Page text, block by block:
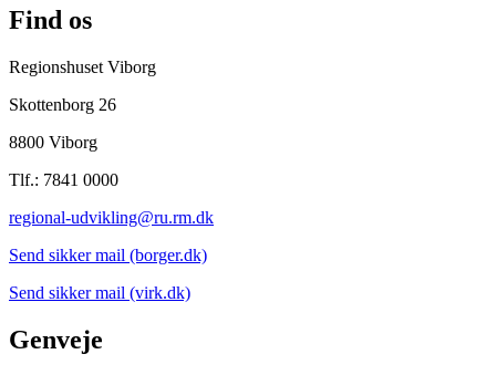
Find os
Regionshuset Viborg
Skottenborg 26
8800 Viborg
Tlf.: 7841 0000
regional-udvikling@ru.rm.dk
Send sikker mail (borger.dk)
Send sikker mail (virk.dk)
Genveje